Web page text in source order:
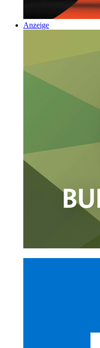
Anzeige